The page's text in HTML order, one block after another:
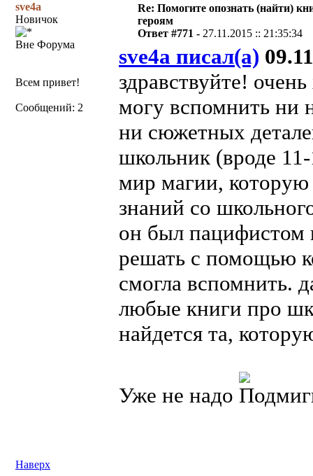
sve4a
Новичок
Вне Форума
Всем привет!
Сообщений: 2
Re: Помогите опознать (найти)
героям
Ответ #771 - 27.11.2015 :: 21:35:34
sve4a писал(а)
здравствуйте!
могу вспомнить ни
ни сюжетных
школьник (вроде
мир магии,
знаний со
он был пацифистом
решать с помощью
смогла вспомнить.
любые книги про
найдется та,
Уже не надо
Наверх